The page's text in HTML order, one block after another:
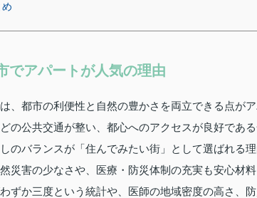
め
でアパートが人気の理由
、都市の利便性と自然の豊かさを両立できる点が
の公共交通が整い、都心へのアクセスが良好であ
のバランスが「住んでみたい街」として選ばれる理
災害の少なさや、医療・防災体制の充実も安心材
ずか三度という統計や、医師の地域密度の高さ、